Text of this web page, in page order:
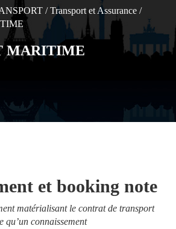
/Transport еt Assurance /
MARITIME
et booking note
matérialisant le contrat de transport
qu’un connaissement